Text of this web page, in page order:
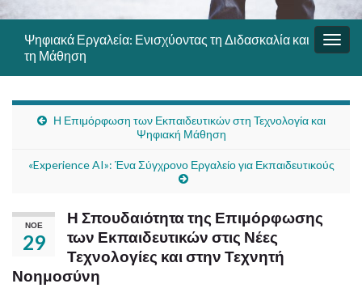
Ψηφιακά Εργαλεία: Ενισχύοντας τη Διδασκαλία και
τη Μάθηση
Η Επιμόρφωση των Εκπαιδευτικών στη Τεχνολογία και
Ψηφιακή Μάθηση
«Experience AI»: Ένα Σύγχρονο Εργαλείο για Εκπαιδευτικούς
ΝΟΈ
29
Η Σπουδαιότητα της Επιμόρφωσης
των Εκπαιδευτικών στις Νέες
Τεχνολογίες και στην Τεχνητή
Νοημοσύνη